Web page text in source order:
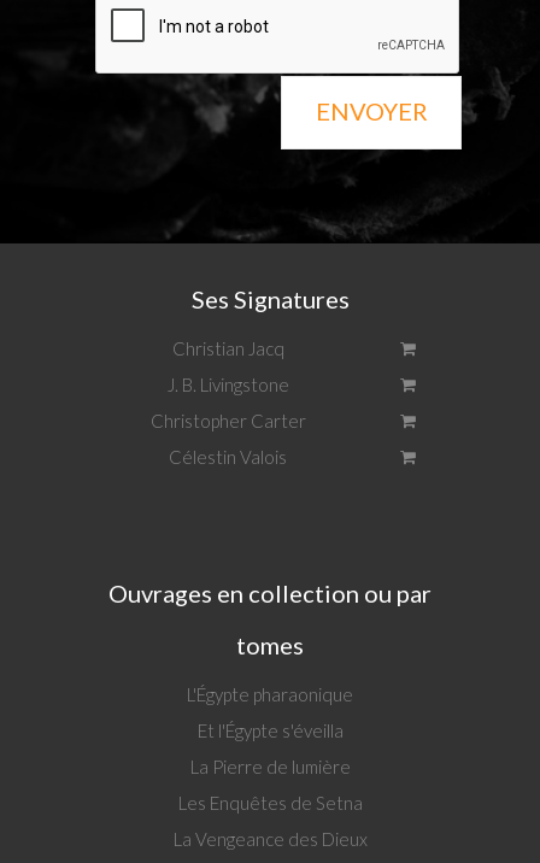
ENVOYER
Ses Signatures
Christian Jacq
J. B. Livingstone
Christopher Carter
Célestin Valois
Ouvrages en collection ou par
tomes
L'Égypte pharaonique
Et l'Égypte s'éveilla
La Pierre de lumière
Les Enquêtes de Setna
La Vengeance des Dieux